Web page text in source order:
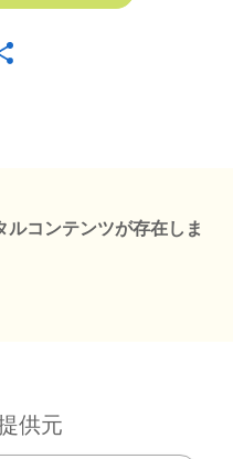
ルコンテンツが存在しま
供元